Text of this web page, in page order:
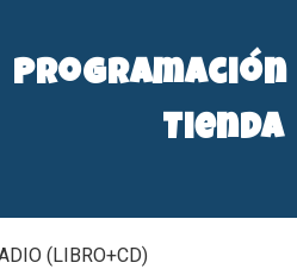
Programación
Tienda
(LIBRO+CD)